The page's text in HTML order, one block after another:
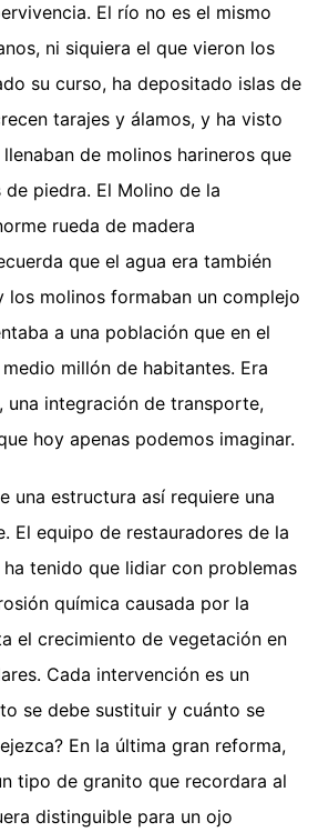
El río no es el mismo
ni siquiera el que vieron los
su curso, ha depositado islas de
tarajes y álamos, y ha visto
de molinos harineros que
piedra. El Molino de la
rueda de madera
que el agua era también
los molinos formaban un complejo
a una población que en el
millón de habitantes. Era
una integración de transporte,
hoy apenas podemos imaginar.
una estructura así requiere una
El equipo de restauradores de la
tenido que lidiar con problemas
química causada por la
el crecimiento de vegetación en
Cada intervención es un
se debe sustituir y cuánto se
En la última gran reforma,
tipo de granito que recordara al
distinguible para un ojo